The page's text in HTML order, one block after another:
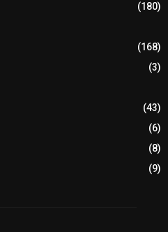
(180)
(168)
(3)
(43)
(6)
(8)
(9)